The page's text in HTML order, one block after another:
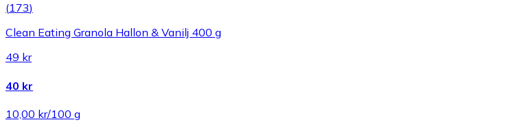
(173)
Clean Eating Granola Hallon & Vanilj 400 g
49 kr
40 kr
10,00 kr/100 g